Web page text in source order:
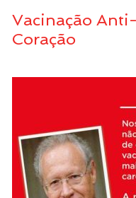
Vacinação
Coração